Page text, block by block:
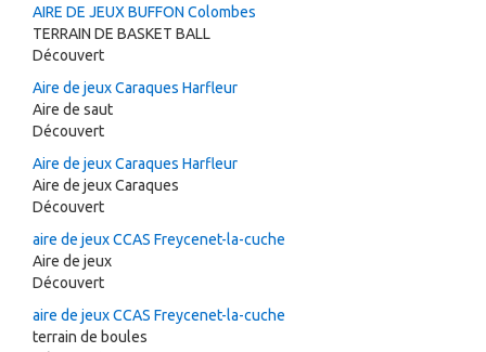
AIRE DE JEUX BUFFON Colombes
TERRAIN DE BASKET BALL
Découvert
Aire de jeux Caraques Harfleur
Aire de saut
Découvert
Aire de jeux Caraques Harfleur
Aire de jeux Caraques
Découvert
aire de jeux CCAS Freycenet-la-cuche
Aire de jeux
Découvert
aire de jeux CCAS Freycenet-la-cuche
terrain de boules